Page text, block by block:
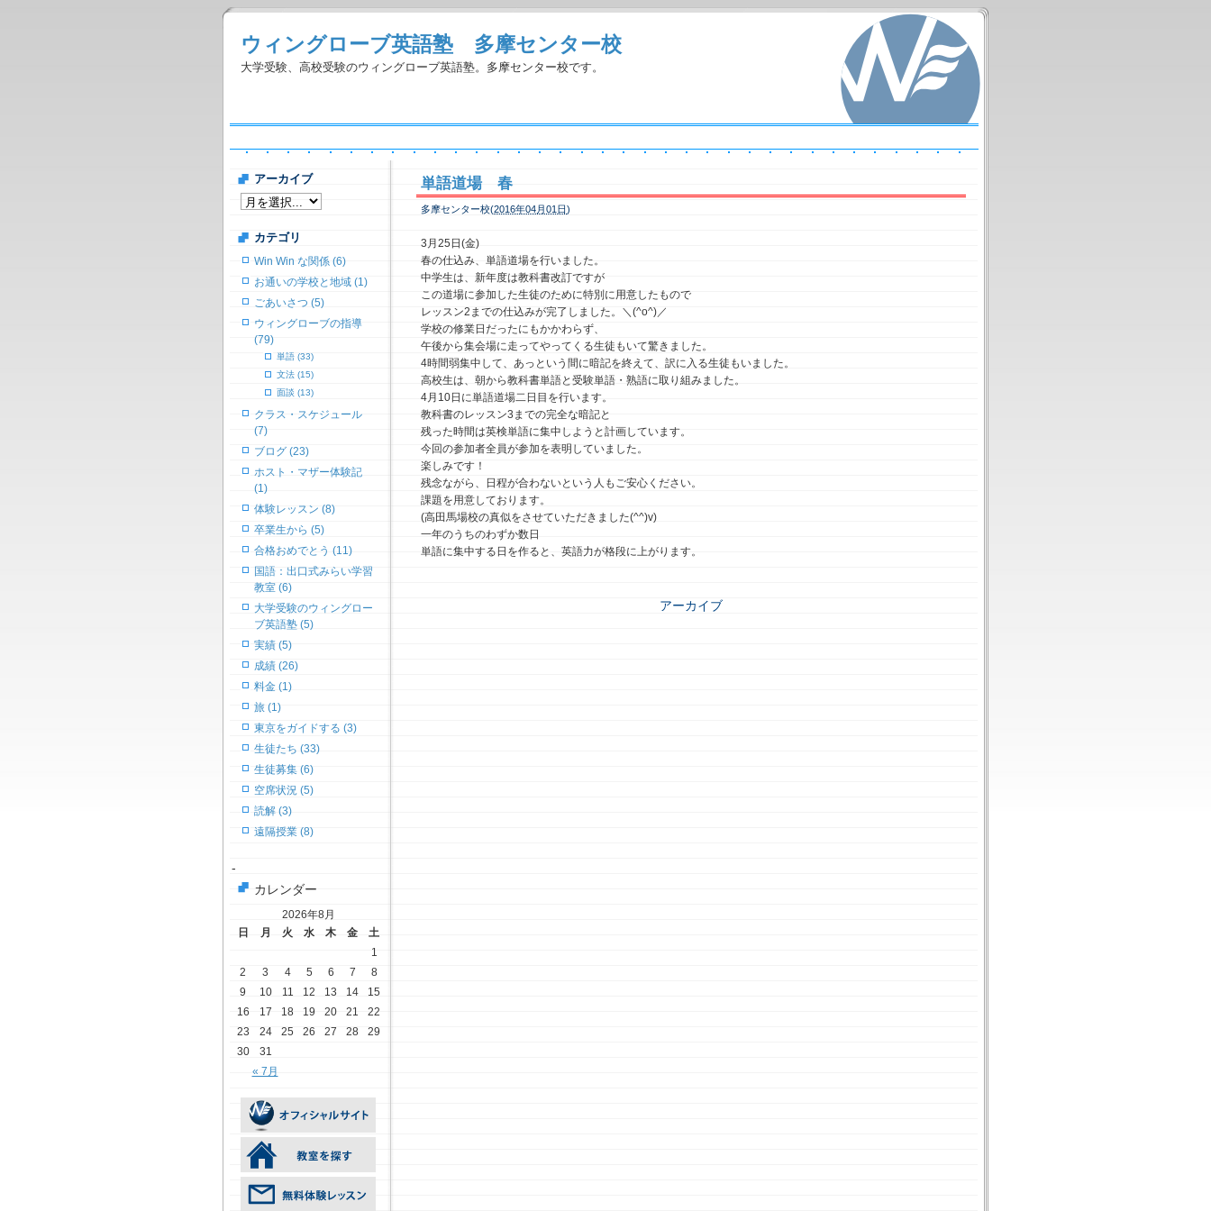
ウィングローブ英語塾 多摩センター校
大学受験、高校受験のウィングローブ英語塾。多摩センター校です。
単語道場 春
多摩センター校(2016年04月01日)
3月25日(金)
春の仕込み、単語道場を行いました。
中学生は、新年度は教科書改訂ですが
この道場に参加した生徒のために特別に用意したもので
レッスン2までの仕込みが完了しました。＼(^o^)／
学校の修業日だったにもかかわらず、
午後から集会場に走ってやってくる生徒もいて驚きました。
4時間弱集中して、あっという間に暗記を終えて、訳に入る生徒もいました。
高校生は、朝から教科書単語と受験単語・熟語に取り組みました。
4月10日に単語道場二日目を行います。
教科書のレッスン3までの完全な暗記と
残った時間は英検単語に集中しようと計画しています。
今回の参加者全員が参加を表明していました。
楽しみです！
残念ながら、日程が合わないという人もご安心ください。
課題を用意しております。
(高田馬場校の真似をさせていただきました(^^)v)
一年のうちのわずか数日
単語に集中する日を作ると、英語力が格段に上がります。
アーカイブ
アーカイブ
カテゴリ
Win Win な関係 (6)
お通いの学校と地域 (1)
ごあいさつ (5)
ウィングローブの指導
(79)
単語 (33)
文法 (15)
面談 (13)
クラス・スケジュール
(7)
ブログ (23)
ホスト・マザー体験記
(1)
体験レッスン (8)
卒業生から (5)
合格おめでとう (11)
国語：出口式みらい学習
教室 (6)
大学受験のウィングロー
ブ英語塾 (5)
実績 (5)
成績 (26)
料金 (1)
旅 (1)
東京をガイドする (3)
生徒たち (33)
生徒募集 (6)
空席状況 (5)
読解 (3)
遠隔授業 (8)
-
カレンダー
2026年8月
日
月 火 水 木 金 土
« 7月
1
2
3 4 5 6 7
8
9
10 11 12 13 14
15
16
17 18 19 20 21
22
23
24 25 26 27 28
29
30
31